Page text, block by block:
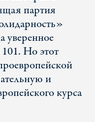
партия
уверенное
Но этот
и
курса